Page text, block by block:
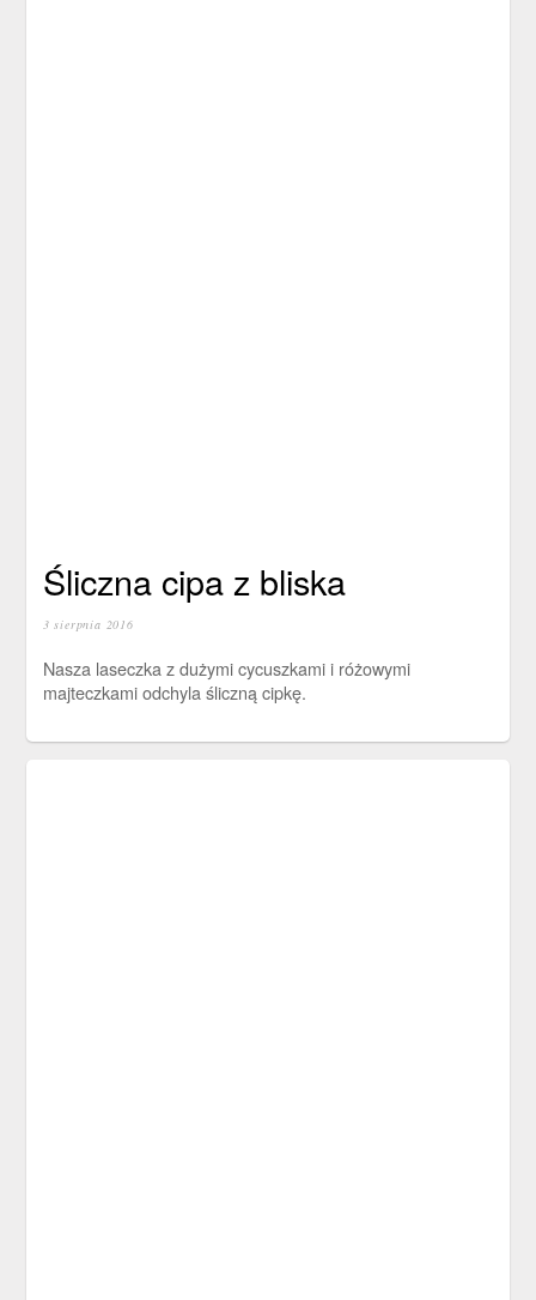
Śliczna cipa z bliska
3 sierpnia 2016
Nasza laseczka z dużymi cycuszkami i różowymi
majteczkami odchyla śliczną cipkę.